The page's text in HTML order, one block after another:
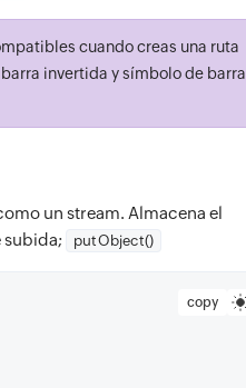
cuando creas una ruta
invertida y símbolo de barra
un stream. Almacena el
subida;
putObject()
copy